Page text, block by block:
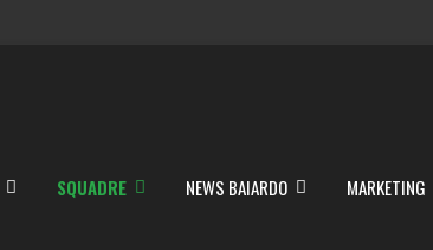
SQUADRE NEWS BAIARDO MARKETING